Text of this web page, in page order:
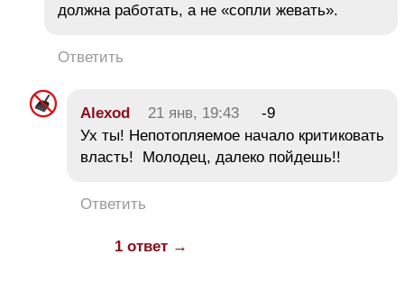
должна работать, а не «сопли жевать».
Ответить
Alexod 21 янв, 19:43
-9
Ух ты! Непотопляемое начало критиковать
власть! Молодец, далеко пойдешь!!
Ответить
1 ответ →